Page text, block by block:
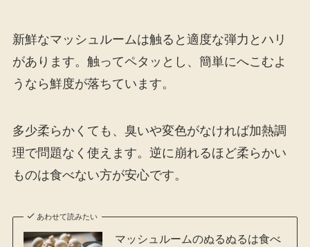
新鮮なマッシュルームは触ると適度な弾力とハリ
があります。触ってペタッとし、簡単にへこむよ
うなら鮮度が落ちています。
多少柔らかくても、臭いや変色がなければ加熱調
理で問題なく使えます。逆に崩れるほど柔らかい
ものは食べない方が安心です。
あわせて読みたい
マッシュルームのぬるぬるは食べ